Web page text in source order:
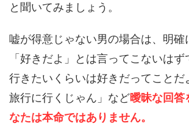
と聞いてみましょう。
嘘が得意じゃない男の場合は、明確
「好きだよ」とは言ってこないは
行きたいくらいは好きだってことだ
旅行に行くじゃん」など曖昧な回答
なたは本命ではありません。